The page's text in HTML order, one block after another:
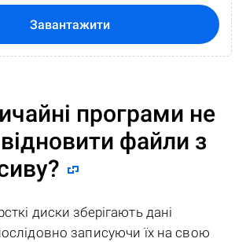
Завантажити
програми не
файли з
диски зберігають дані
записуючи їх на свою